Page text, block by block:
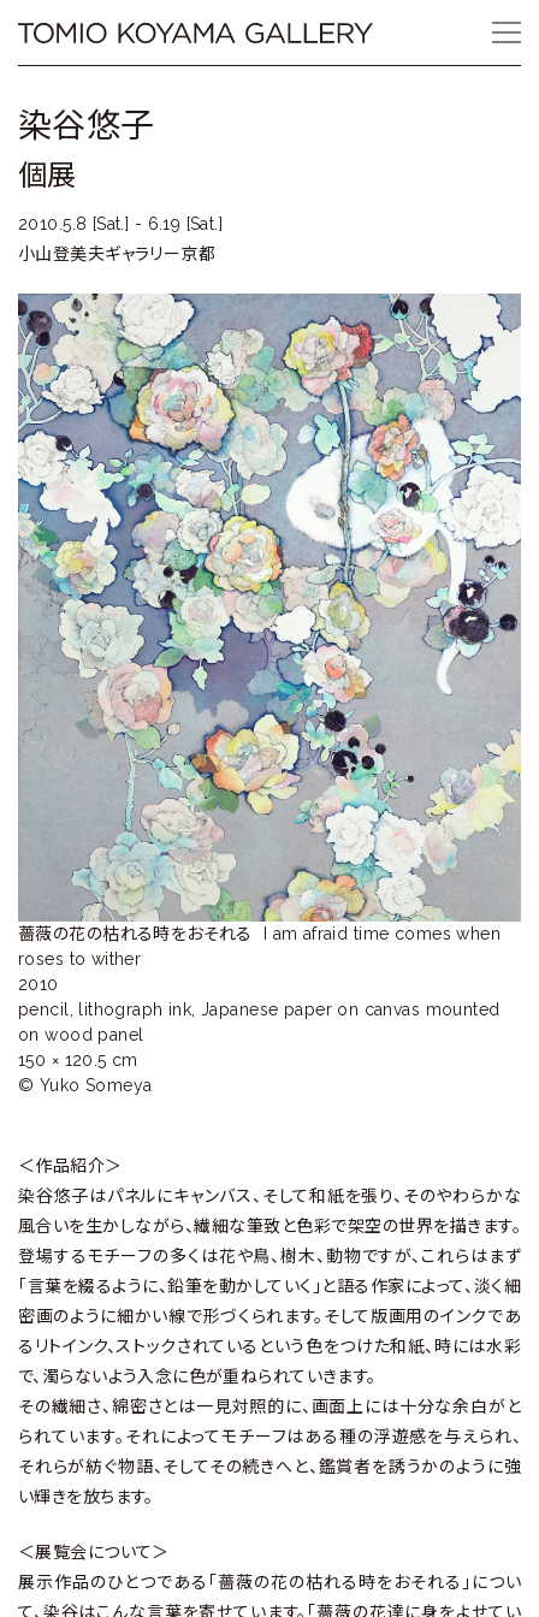
content
Tomio
Gallery
小
山
登
美
夫
ギ
ャ
ラ
リ
ー
染谷悠子
個展
2010.5.8 [Sat.] - 6.19 [Sat.]
小山登美夫ギャラリー京都
薔薇の花の枯れる時をおそれる  I am afraid time comes when
roses to wither
2010
pencil, lithograph ink, Japanese paper on canvas mounted
on wood panel
150 × 120.5 cm
© Yuko Someya
＜作品紹介＞
染谷悠子はパネルにキャンバス、そして和紙を張り、そのやわらかな
風合いを生かしながら、繊細な筆致と色彩で架空の世界を描きます。
登場するモチーフの多くは花や鳥、樹木、動物ですが、これらはまず
「言葉を綴るように、鉛筆を動かしていく」と語る作家によって、淡く細
密画のように細かい線で形づくられます。そして版画用のインクであ
るリトインク、ストックされているという色をつけた和紙、時には水彩
で、濁らないよう入念に色が重ねられていきます。
その繊細さ、綿密さとは一見対照的に、画面上には十分な余白がと
られています。それによってモチーフはある種の浮遊感を与えられ、
それらが紡ぐ物語、そしてその続きへと、鑑賞者を誘うかのように強
い輝きを放ちます。
＜展覧会について＞
展示作品のひとつである「薔薇の花の枯れる時をおそれる」につい
て、染谷はこんな言葉を寄せています。「薔薇の花達に身をよせてい